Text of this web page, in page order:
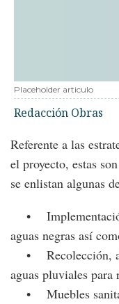
Placeholder articulo
Redacción Obras
Referente a las
el proyecto, estas
se enlistan algunas
•
aguas negras así
• Recolección,
aguas pluviales para
• Muebles